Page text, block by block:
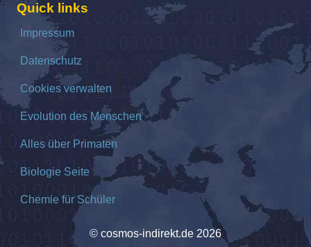
Quick links
Impressum
Datenschutz
Cookies verwalten
Evolution des Menschen
Alles über Primaten
Biologie Seite
Chemie für Schüler
© cosmos-indirekt.de 2026